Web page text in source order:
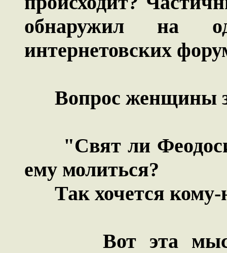
обнаружил на
интернетовских
Вопрос женщины
"Свят ли
ему молиться?
Так хочется кому-
Вот эта мысль